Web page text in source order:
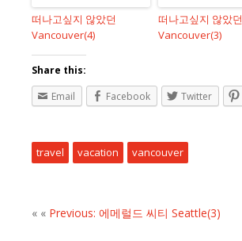
떠나고싶지 않았던
Vancouver(4)
떠나고싶지 않았던
Vancouver(3)
Share this:
Email
Facebook Twitter
travel vacation vancouver
« « Previous: 에메럴드 씨티 Seattle(3)